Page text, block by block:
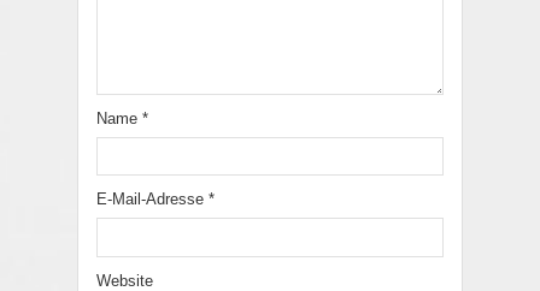
Name *
E-Mail-Adresse *
Website